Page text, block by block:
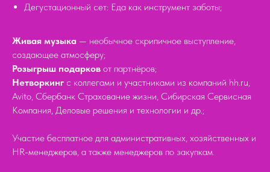
Дегустационный сет: Еда как инструмент заботы;
Живая музыка — необычное скрипичное выступление,
создающее атмосферу;
Розыгрыш подарков от партнёров;
Нетворкинг с коллегами и участниками из компаний hh.ru,
Avito, Сбербанк Страхование жизни, Сибирская Сервисная
Компания, Деловые решения и технологии и др.;
Участие бесплатное для административных, хозяйственных и
HR-менеджеров, а также менеджеров по закупкам.